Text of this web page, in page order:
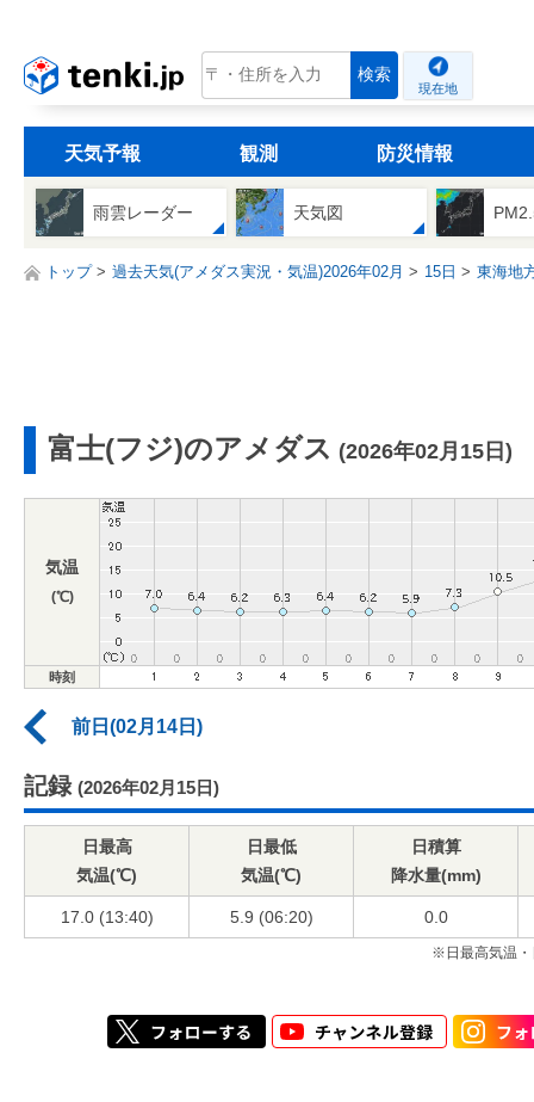
tenki.jp 検索
現在地
天気予報 観測 防災情報
雨雲レーダー 天気図
トップ 過去天気(アメダス実況・気温)2026年02月 15日 東海地
富士(フジ)のアメダス (2026年02月15日)
気温
(℃)
時刻
前日(02月14日)
記録 (2026年02月15日)
日最高
気温(℃)
日最低
気温(℃)
日積算
降水量(mm)
17.0 (13:40) 5.9 (06:20) 0.0
※日最高気温・